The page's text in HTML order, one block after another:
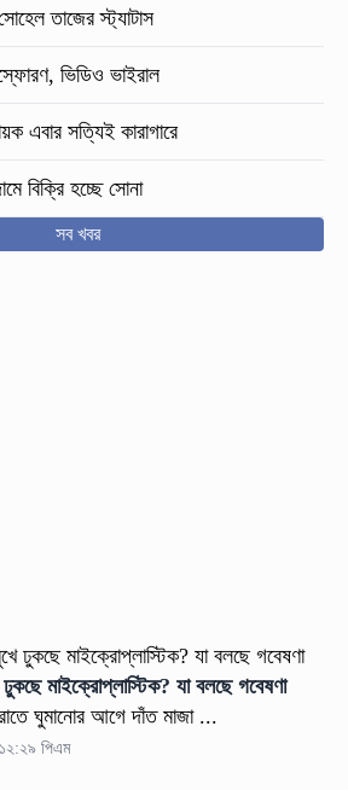
তাজের স্ট্যাটাস
ভিডিও ভাইরাল
এবার সত্যিই কারাগারে
বিক্রি হচ্ছে সোনা
সব খবর
মাইক্রোপ্লাস্টিক? যা বলছে গবেষণা
ঘুমানোর আগে দাঁত মাজা ...
পিএম